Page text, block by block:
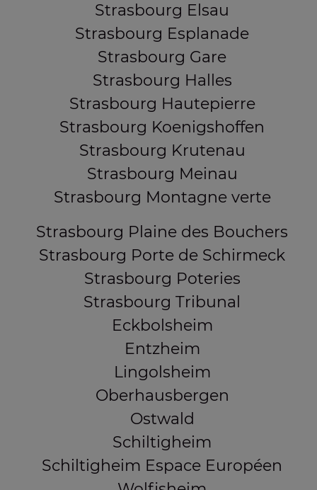
Strasbourg Elsau
Strasbourg Esplanade
Strasbourg Gare
Strasbourg Halles
Strasbourg Hautepierre
Strasbourg Koenigshoffen
Strasbourg Krutenau
Strasbourg Meinau
Strasbourg Montagne verte
Strasbourg Plaine des Bouchers
Strasbourg Porte de Schirmeck
Strasbourg Poteries
Strasbourg Tribunal
Eckbolsheim
Entzheim
Lingolsheim
Oberhausbergen
Ostwald
Schiltigheim
Schiltigheim Espace Européen